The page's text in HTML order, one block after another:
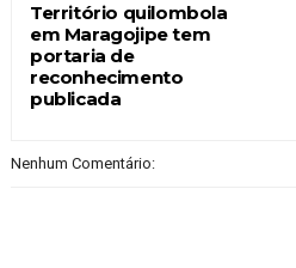
Território quilombola
em Maragojipe tem
portaria de
reconhecimento
publicada
Nenhum Comentário: